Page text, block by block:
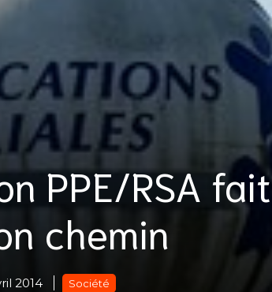
PPE/RSA fait
chemin
2014 Société